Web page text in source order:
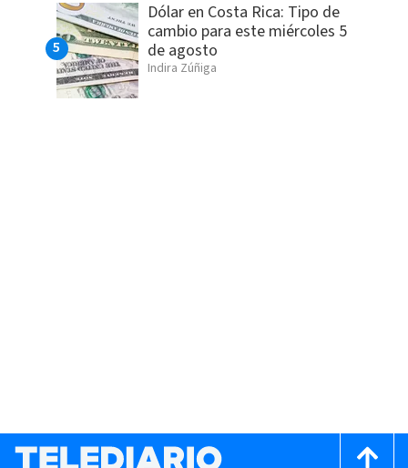
Dólar en Costa Rica: Tipo de
cambio para este miércoles 5
de agosto
Indira Zúñiga